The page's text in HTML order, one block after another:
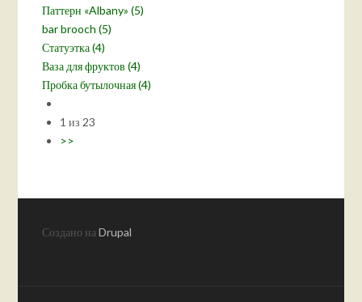
Паттерн «Albany» (5)
bar brooch (5)
Статуэтка (4)
Ваза для фруктов (4)
Пробка бутылочная (4)
1 из 23
>>
Создано наDrupal